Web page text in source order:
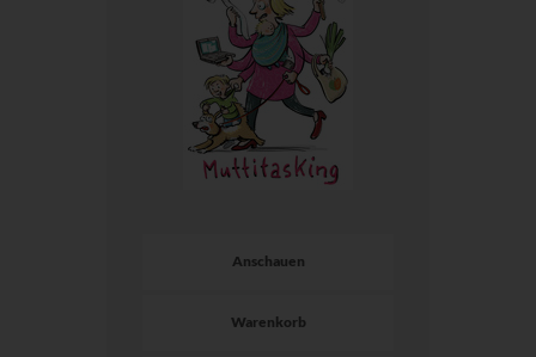
Anschauen
Warenkorb